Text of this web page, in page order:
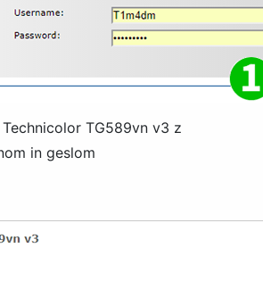
TG589vn v3 z
in geslom